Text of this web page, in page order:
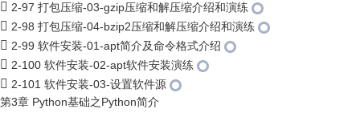
2-97 打包压缩-03-gzip压缩和解压缩介绍和演练
2-98 打包压缩-04-bzip2压缩和解压缩介绍和演练
2-99 软件安装-01-apt简介及命令格式介绍
2-100 软件安装-02-apt软件安装演练
2-101 软件安装-03-设置软件源
第3章 Python基础之Python简介